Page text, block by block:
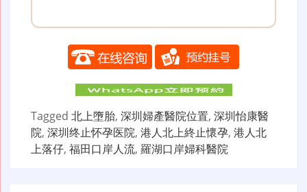
Tagged 北上墮胎, 深圳婦產醫院位置, 深圳怡康醫
院, 深圳终止怀孕医院, 港人北上終止懷孕, 港人北
上落仔, 福田口岸人流, 羅湖口岸婦科醫院